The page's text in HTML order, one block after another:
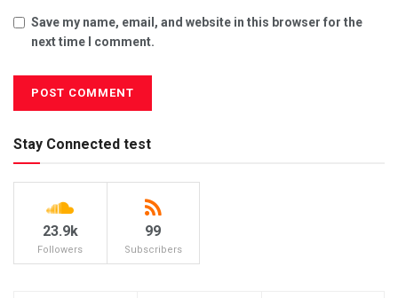
Save my name, email, and website in this browser for the
next time I comment.
Stay Connected test
23.9k
Followers
99
Subscribers